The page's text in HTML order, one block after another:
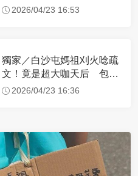
蹟 一靠近媽祖就爆哭
2026/04/23 16:53
獨家／白沙屯媽祖刈火唸疏
文！竟是超大咖天后 包尿
布忍尿5小時不喊累
2026/04/23 16:36